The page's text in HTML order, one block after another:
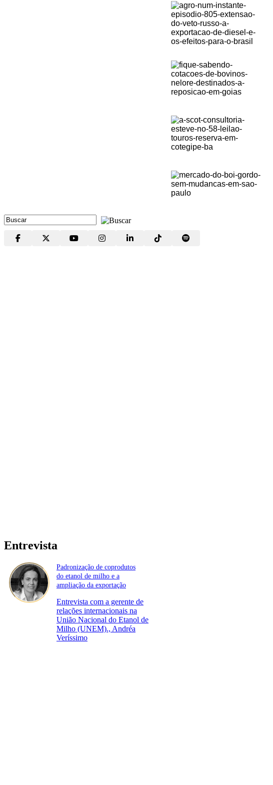
Entrevista
Padronização de coprodutos
do etanol de milho e a
ampliação da exportação
Entrevista com a gerente de
relações internacionais na
União Nacional do Etanol de
Milho (UNEM)., Andréa
Veríssimo